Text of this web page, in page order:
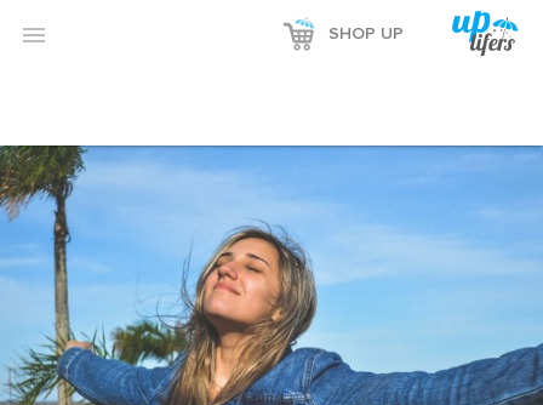
 SHOP UP